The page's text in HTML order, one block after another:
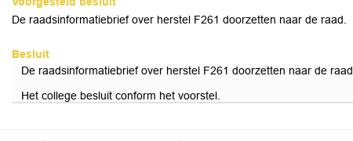
De raadsinformatiebrief over herstel F261 doorzetten naar de raad.
Besluit
De raadsinformatiebrief over herstel F261 doorzetten naar de raad.
Het college besluit conform het voorstel.